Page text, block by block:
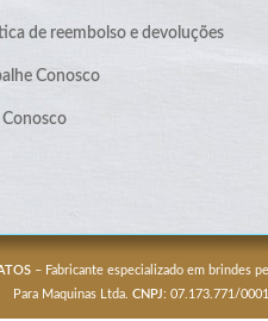
de reembolso e devoluções
Conosco
Conosco
– Fabricante especializado em brindes
Para Maquinas Ltda. CNPJ: 07.173.771/